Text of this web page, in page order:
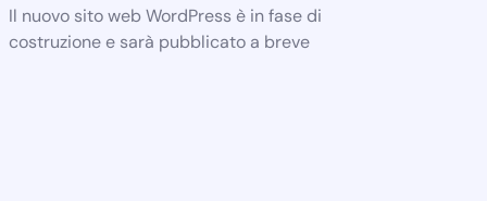
Il nuovo sito web WordPress è in fase di
costruzione e sarà pubblicato a breve